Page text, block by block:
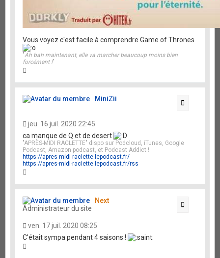
Vous voyez c'est facile à comprendre Game of Thrones
"Ah bah maintenant, elle va marcher beaucoup moins bien
forcément !"
u
MiniZii
Citation
jeu. 16 juil. 2020 22:45
ca manque de Q et de desert
"APRÈS-MIDI RACLETTE" dispo sur Podcloud, iTunes, Google
Podcast, Amazon podcast, et Podcast Addict !
https://apres-midi-raclette.lepodcast.fr/
https://apres-midi-raclette.lepodcast.fr/rss
u
Next
Administrateur du site
Citation
ven. 17 juil. 2020 08:25
C'était sympa pendant 4 saisons !